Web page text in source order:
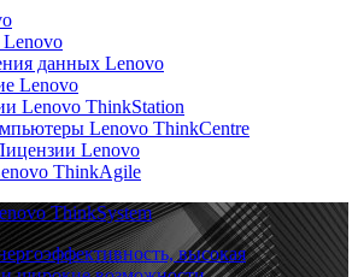
Lenovo
данных Lenovo
Lenovo
Lenovo ThinkStation
Lenovo ThinkCentre
Lenovo
ThinkAgile
ThinkSystem
высокая